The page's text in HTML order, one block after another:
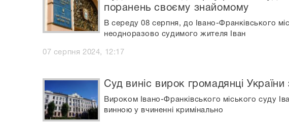
поранень своєму знайомому
В середу 08 серпня, до Івано-Франківського
неодноразово судимого жителя Іван
07 серпня 2024, 12:17
Суд виніс вирок громадянці України
Вироком Івано-Франківського міського суду
винною у вчиненні кримінально